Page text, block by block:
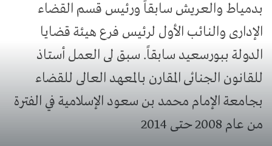
بدمياط والعريش سابقاً ورئيس قسم القضاء
الإدارى والنائب الأول لرئيس فرع هيئة قضايا
الدولة ببورسعيد سابقاً. سبق لى العمل أستاذ
للقانون الجنائى المقارن بالمعهد العالى للقضاء
بجامعة الإمام محمد بن سعود الإسلامية في الفترة
من عام 2008 حتى 2014​​​​